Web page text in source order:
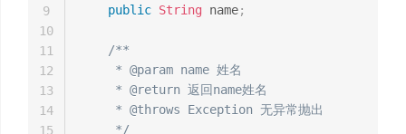
public String name;
/**
     * @param name 姓名
     * @return 返回name姓名
     * @throws Exception 无异常抛出
     */
9
10
11
12
13
14
15